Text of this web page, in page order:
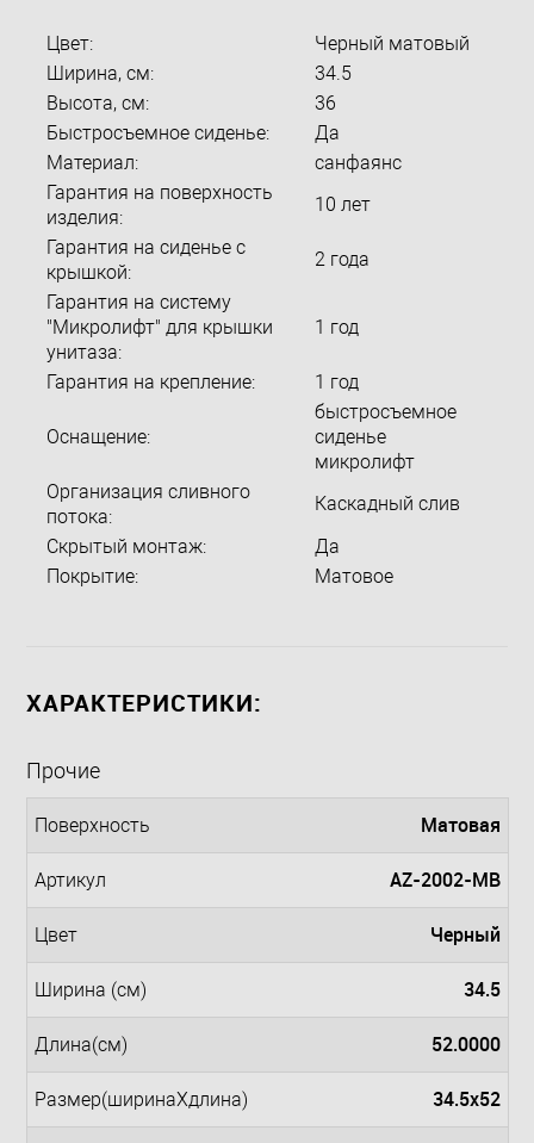
Цвет:
Черный матовый
Ширина, см:
34.5
Высота, см:
36
Быстросъемное сиденье:
Да
Материал:
санфаянс
Гарантия на поверхность
изделия:
10 лет
Гарантия на сиденье с
крышкой:
2 года
Гарантия на систему
"Микролифт" для крышки
унитаза:
1 год
Гарантия на крепление: 1 год
Оснащение:
быстросъемное
сиденье
микролифт
Организация сливного
потока:
Каскадный слив
Скрытый монтаж:
Да
Покрытие:
Матовое
ХАРАКТЕРИСТИКИ:
Прочие
Поверхность Матовая
Артикул AZ-2002-MB
Цвет Черный
Ширина (см) 34.5
Длина(см) 52.0000
Размер(ширинаXдлина) 34.5x52